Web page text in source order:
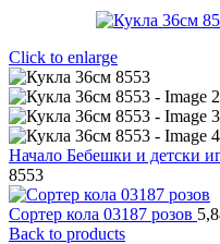
Click to enlarge
Начало Бебешки и детски
8553
Сортер кола 03187 розов
Back to products